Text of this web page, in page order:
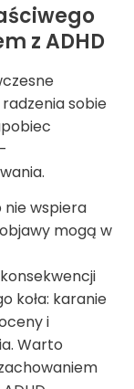
z ADHD
sobie
nie wspiera
mogą w
koła: karanie
i
Warto